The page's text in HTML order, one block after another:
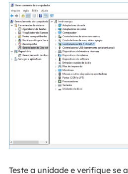
Teste a unidade e verifique se